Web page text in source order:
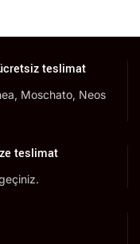
teslimat
Moschato, Neos
teslimat